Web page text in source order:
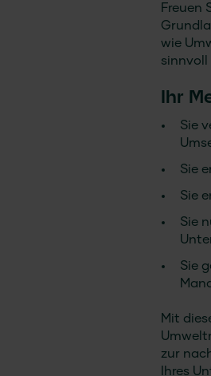
Freuen
wie
sinnvoll
Ihr
Sie
Sie
Sie
Sie
Sie
Mit
zur
Ihres